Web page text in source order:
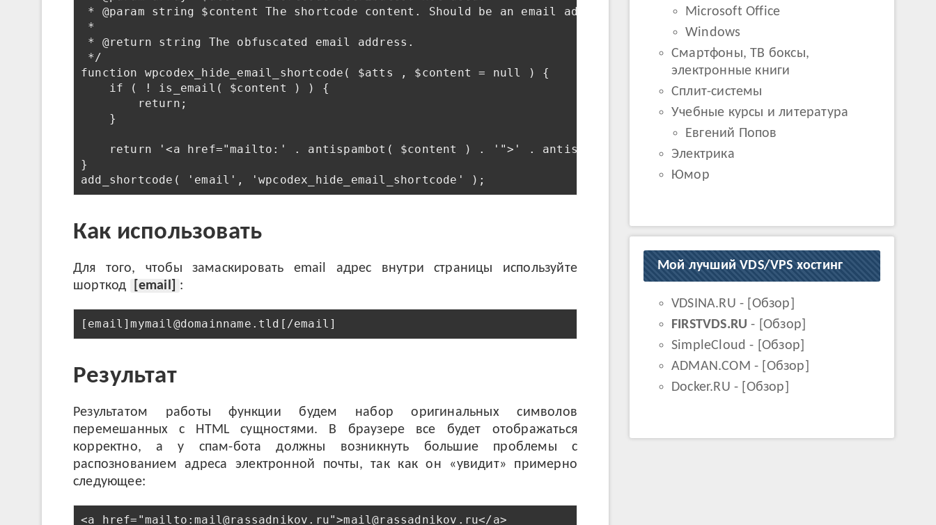
* @param string $content The shortcode content. Should be an email address.
*
* @return string The obfuscated email address.
*/
function wpcodex_hide_email_shortcode( $atts , $content = null ) {
if ( ! is_email( $content ) ) {
return;
}
return '<a href="mailto:' . antispambot( $content ) . '">' . antispambot( $content ) . '</a>';
}
Как использовать
Для того, чтобы замаскировать email адрес внутри страницы используйте
шорткод
[email] :
Результат
Результатом работы функции будем набор оригинальных символов
перемешанных с HTML сущностями. В браузере все будет отображаться
корректно, а у спам-бота должны возникнуть большие проблемы с
распознованием адреса электронной почты, так как он «увидит» примерно
следующее:
Microsoft Office
Windows
Смартфоны, ТВ боксы,
электронные книги
Сплит-системы
Учебные курсы и литература
Евгений Попов
Электрика
Юмор
Мой лучший VDS/VPS хостинг
VDSINA.RU - [ Обзор
FIRSTVDS.RU - [Обзор
SimpleCloud - [Обзор
ADMAN.COM - [ Обзор
Docker.RU - [ Обзор